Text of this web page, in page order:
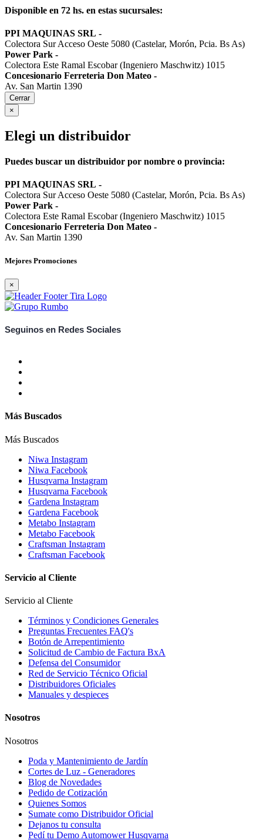
Disponible en 72 hs. en estas sucursales:
PPI MAQUINAS SRL -
Colectora Sur Acceso Oeste 5080 (Castelar, Morón, Pcia. Bs As)
Power Park -
Colectora Este Ramal Escobar (Ingeniero Maschwitz) 1015
Concesionario Ferreteria Don Mateo -
Av. San Martin 1390
Cerrar
×
Elegi un distribuidor
Puedes buscar un distribuidor por nombre o provincia:
PPI MAQUINAS SRL -
Colectora Sur Acceso Oeste 5080 (Castelar, Morón, Pcia. Bs As)
Power Park -
Colectora Este Ramal Escobar (Ingeniero Maschwitz) 1015
Concesionario Ferreteria Don Mateo -
Av. San Martin 1390
Mejores Promociones
×
Seguinos en Redes Sociales
Más Buscados
Más Buscados
Niwa Instagram
Niwa Facebook
Husqvarna Instagram
Husqvarna Facebook
Gardena Instagram
Gardena Facebook
Metabo Instagram
Metabo Facebook
Craftsman Instagram
Craftsman Facebook
Servicio al Cliente
Servicio al Cliente
Términos y Condiciones Generales
Preguntas Frecuentes FAQ's
Botón de Arrepentimiento
Solicitud de Cambio de Factura BxA
Defensa del Consumidor
Red de Servicio Técnico Oficial
Distribuidores Oficiales
Manuales y despieces
Nosotros
Nosotros
Poda y Mantenimiento de Jardín
Cortes de Luz - Generadores
Blog de Novedades
Pedido de Cotización
Quienes Somos
Sumate como Distribuidor Oficial
Dejanos tu consulta
Pedí tu Demo Automower Husqvarna